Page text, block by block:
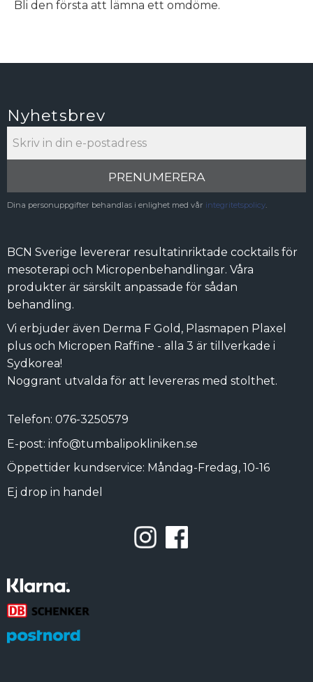
Bli den första att lämna ett omdöme.
Nyhetsbrev
PRENUMERERA
Dina personuppgifter behandlas i enlighet med vår integritetspolicy.
BCN Sverige levererar resultatinriktade cocktails för
mesoterapi och Micropenbehandlingar. Våra
produkter är särskilt anpassade för sådan
behandling.
Vi erbjuder även Derma F Gold, Plasmapen Plaxel
plus och Micropen Raffine - alla 3 är tillverkade i
Sydkorea!
Noggrant utvalda för att levereras med stolthet.
Telefon: 076-3250579
E-post: info@tumbalipokliniken.se
Öppettider kundservice: Måndag-Fredag, 10-16
Ej drop in handel